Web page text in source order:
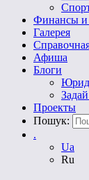
Финансы и
Галерея
Афиша
Блоги
Проекты
Пошук:
.
Ua
Ru